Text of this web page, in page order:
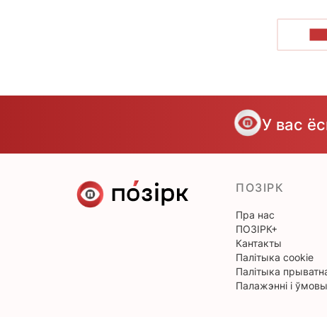
У вас
ПОЗІРК
Пра нас
ПОЗІРК+
Кантакты
Палітыка cookie
Палітыка
Палажэнні і ўмовы